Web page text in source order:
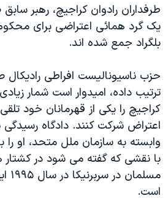
جهش
به
جستجو
ورزشی
گزیده‌ها
ویژه برنامه‌ها
ویدیوها
فرهنگ و زندگی
حقوق شهروندی
علم و فناوری
اسرائیل در جنگ
جام جهانی ۲۰۲۶
عملیات خشم حماسی
۲۵۰سالگی آمریکا
بایگانی برنامه‌های تلویزیونی
مستندها
انتخابات ریاست جمهوری آمریکا ۲۰۲۴
حمله جمهوری اسلامی به اسرائیل
رمز مهسا
ورزش زنان در ایران
فرکانس‌های صدای آمریکا
پخش رادیویی
دنبال کنید
زبانهای مختلف
طرفداران رادوان کراجیچ، رهبر
یک گرد همائی اعتراضی برای
بلگراد جمع شده اند.
حزب ناسیونالیست افراطی رادیکال
ترتیب داده، امیدوار است شمار
کراجیچ را یکی از قهرمانان خود
اعتراض شرکت کنند. دادگاه رسیدگی
وابسته به سازمان ملل متحد، او
با نقشی که گفته می شود در
است.